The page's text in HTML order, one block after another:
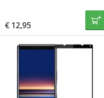
€ 12,95